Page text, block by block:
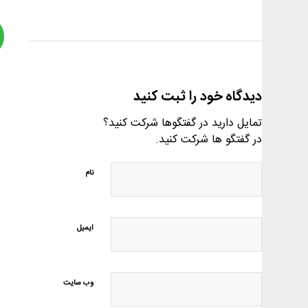
دیدگاه خود را ثبت کنید
تمایل دارید در گفتگوها شرکت کنید؟
در گفتگو ها شرکت کنید.
نام
ایمیل
وب‌ سایت